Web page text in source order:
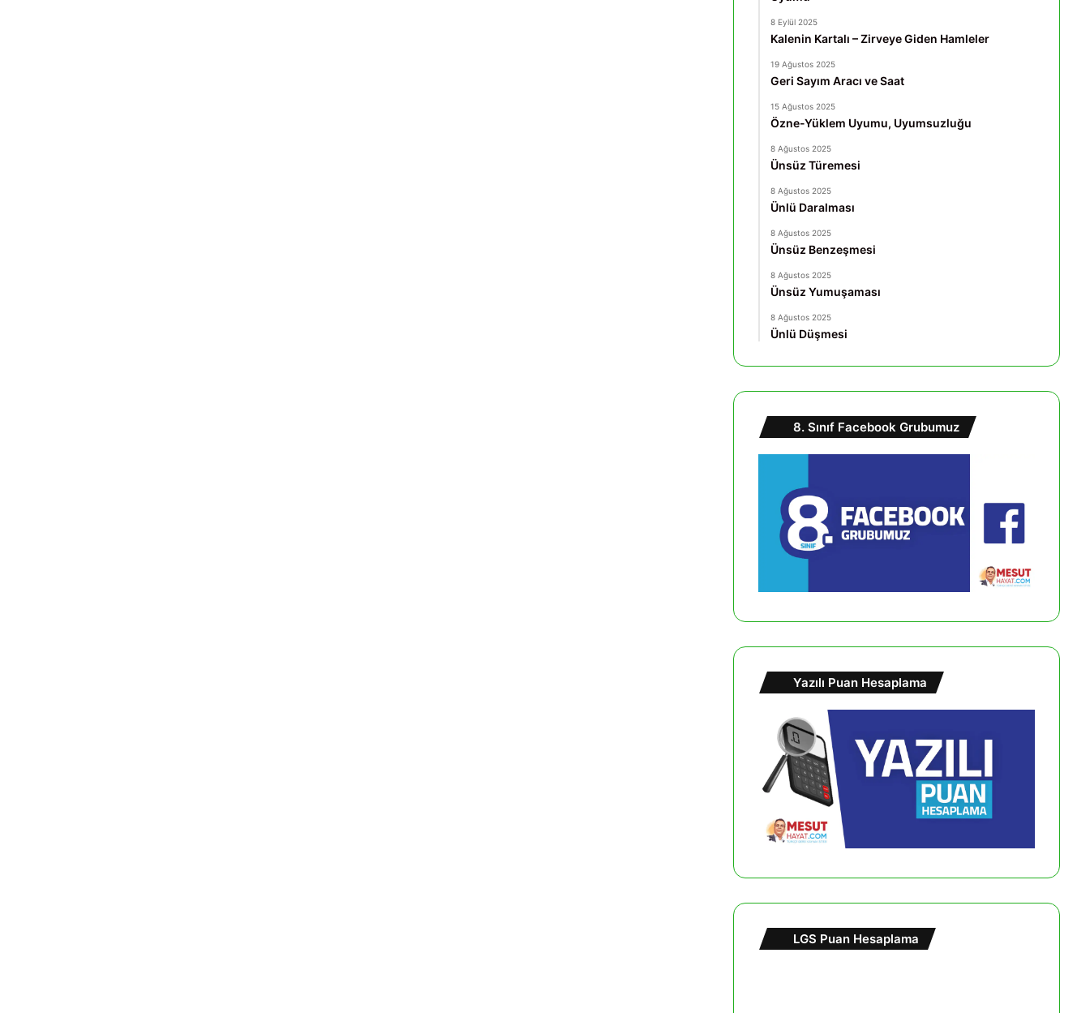
8 Eylül 2025
Kalenin Kartalı – Zirveye Giden Hamleler
19 Ağustos 2025
Geri Sayım Aracı ve Saat
15 Ağustos 2025
Özne-Yüklem Uyumu, Uyumsuzluğu
8 Ağustos 2025
Ünsüz Türemesi
8 Ağustos 2025
Ünlü Daralması
8 Ağustos 2025
Ünsüz Benzeşmesi
8 Ağustos 2025
Ünsüz Yumuşaması
8 Ağustos 2025
Ünlü Düşmesi
8. Sınıf Facebook Grubumuz
Yazılı Puan Hesaplama
LGS Puan Hesaplama